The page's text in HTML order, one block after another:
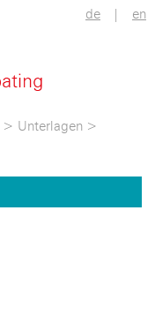
de | en
> Unterlagen >